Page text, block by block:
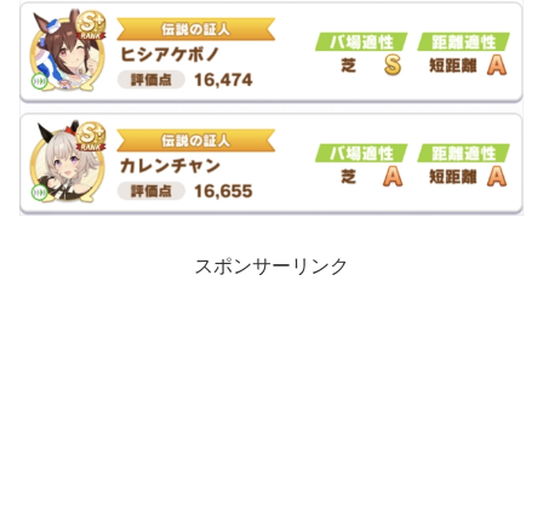
スポンサーリンク